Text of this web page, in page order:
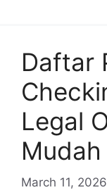
Daftar
Legal
March 11, 2026